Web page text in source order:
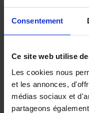
Consentement
Ce site web utilise
Les cookies nous
et les annonces,
médias sociaux et
partageons